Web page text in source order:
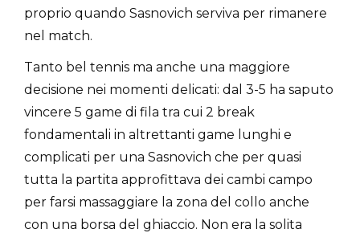
proprio quando Sasnovich serviva per rimanere
nel match.
Tanto bel tennis ma anche una maggiore
decisione nei momenti delicati: dal 3-5 ha saputo
vincere 5 game di fila tra cui 2 break
fondamentali in altrettanti game lunghi e
complicati per una Sasnovich che per quasi
tutta la partita approfittava dei cambi campo
per farsi massaggiare la zona del collo anche
con una borsa del ghiaccio. Non era la solita